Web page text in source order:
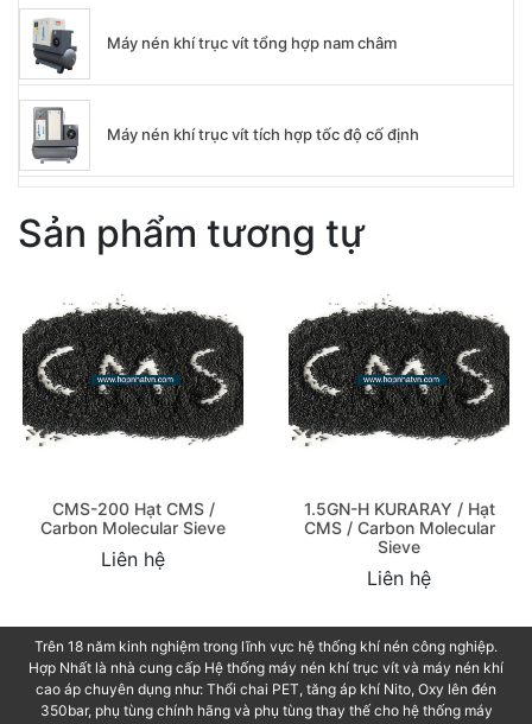
Máy nén khí trục vít tổng hợp nam châm
Máy nén khí trục vít tích hợp tốc độ cố định
Sản phẩm tương tự
CMS-200 Hạt CMS /
Carbon Molecular Sieve
Liên hệ
1.5GN-H KURARAY / Hạt
CMS / Carbon Molecular
Sieve
Liên hệ
Trên 18 năm kinh nghiệm trong lĩnh vực hệ thống khí nén công nghiệp.
Hợp Nhất là nhà cung cấp Hệ thống máy nén khí trục vít và máy nén khí
cao áp chuyên dụng như: Thổi chai PET, tăng áp khí Nito, Oxy lên đén
350bar, phụ tùng chính hãng và phụ tùng thay thế cho hệ thống máy